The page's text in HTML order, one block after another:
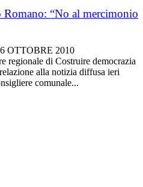
“No al mercimonio
OTTOBRE 2010
di Costruire democrazia
alla notizia diffusa ieri
comunale...